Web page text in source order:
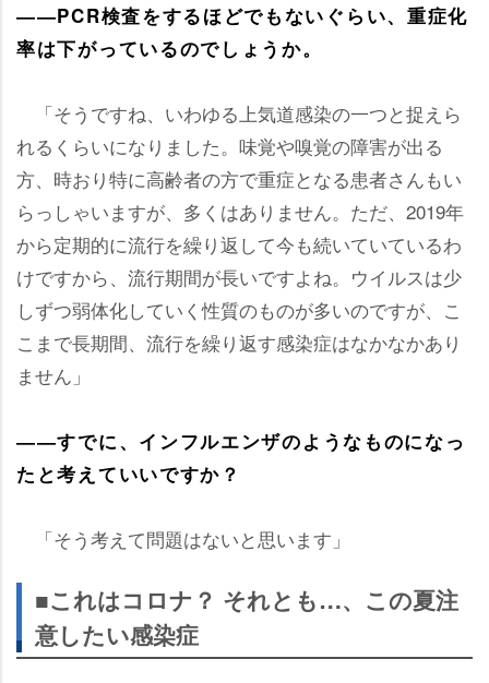
――PCR検査をするほどでもないぐらい、重症化
率は下がっているのでしょうか。
「そうですね、いわゆる上気道感染の一つと捉えら
れるくらいになりました。味覚や嗅覚の障害が出る
方、時おり特に高齢者の方で重症となる患者さんもい
らっしゃいますが、多くはありません。ただ、2019年
から定期的に流行を繰り返して今も続いていているわ
けですから、流行期間が長いですよね。ウイルスは少
しずつ弱体化していく性質のものが多いのですが、こ
こまで長期間、流行を繰り返す感染症はなかなかあり
ません」
――すでに、インフルエンザのようなものになっ
たと考えていいですか？
「そう考えて問題はないと思います」
■これはコロナ？ それとも…、この夏注
意したい感染症